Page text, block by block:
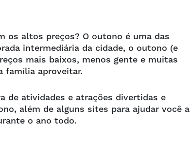
os altos preços? O outono é uma das
intermediária da cidade, o outono (e
mais baixos, menos gente e muitas
família aproveitar.
de atividades e atrações divertidas e
além de alguns sites para ajudar você a
o ano todo.